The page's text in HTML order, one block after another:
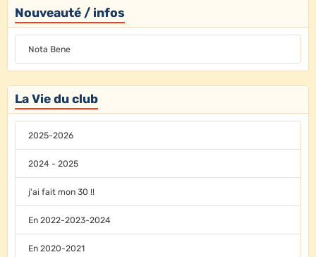
Nouveauté / infos
Nota Bene
La Vie du club
2025-2026
2024 - 2025
j'ai fait mon 30 !!
En 2022-2023-2024
En 2020-2021